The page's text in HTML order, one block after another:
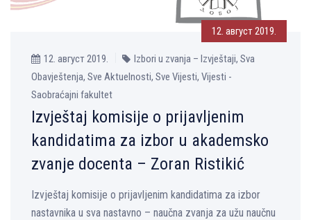
12. август 2019.
12. август 2019.
Izbori u zvanja – Izvještaji, Sva
Obavještenja, Sve Aktuelnosti, Sve Vijesti, Vijesti -
Saobraćajni fakultet
Izvještaj komisije o prijavljenim
kandidatima za izbor u akademsko
zvanje docenta – Zoran Ristikić
Izvještaj komisije o prijavljenim kandidatima za izbor
nastavnika u sva nastavno – naučna zvanja za užu naučnu